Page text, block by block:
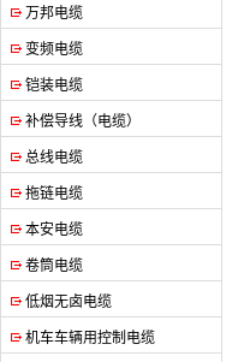
万邦电缆
变频电缆
铠装电缆
补偿导线（电缆）
总线电缆
拖链电缆
本安电缆
卷筒电缆
低烟无卤电缆
机车车辆用控制电缆